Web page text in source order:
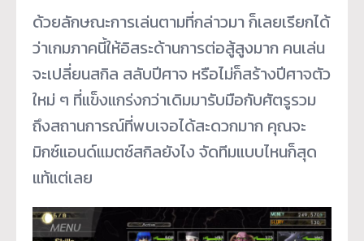
ด้วยลักษณะการเล่นตามที่กล่าวมา ก็เลยเรียกได้
ว่าเกมภาคนี้ให้อิสระด้านการต่อสู้สูงมาก คนเล่น
จะเปลี่ยนสกิล สลับปีศาจ หรือไม่ก็สร้างปีศาจตัว
ใหม่ ๆ ที่แข็งแกร่งกว่าเดิมมารับมือกับศัตรูรวม
ถึงสถานการณ์ที่พบเจอได้สะดวกมาก คุณจะ
มิกซ์แอนด์แมตช์สกิลยังไง จัดทีมแบบไหนก็สุด
แท้แต่เลย